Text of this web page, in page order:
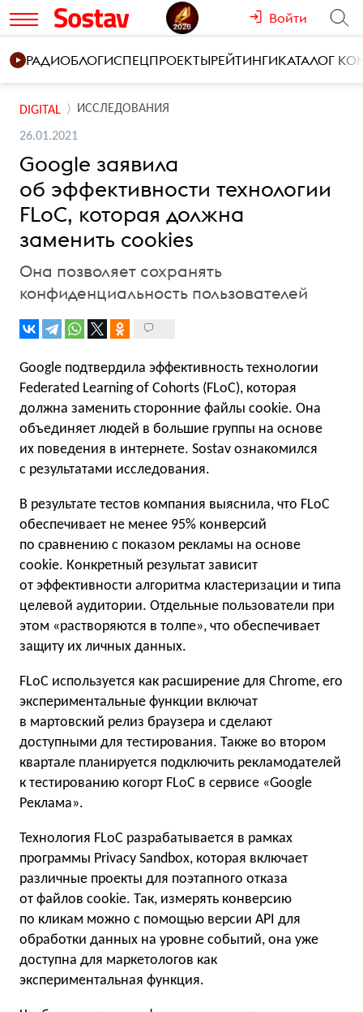
Войти
РАДИОБЛОГИСПЕЦПРОЕКТЫРЕЙТИНГИКАТАЛОГ
DIGITAL ИССЛЕДОВАНИЯ
26.01.2021
Google заявила
об эффективности технологии
FLoC, которая должна
заменить cookies
Она позволяет сохранять
конфиденциальность пользователей
Google подтвердила эффективность технологии
Federated Learning of Cohorts (FLoC), которая
должна заменить сторонние файлы cookie. Она
объединяет людей в большие группы на основе
их поведения в интернете. Sostav ознакомился
с результатами исследования.
В результате тестов компания выяснила, что FLoC
обеспечивает не менее 95% конверсий
по сравнению с показом рекламы на основе
cookie. Конкретный результат зависит
от эффективности алгоритма кластеризации и типа
целевой аудитории. Отдельные пользователи при
этом «растворяются в толпе», что обеспечивает
защиту их личных данных.
FLoC используется как расширение для Chrome, его
экспериментальные функции включат
в мартовский релиз браузера и сделают
доступными для тестирования. Также во втором
квартале планируется подключить рекламодателей
к тестированию когорт FLoC в сервисе «Google
Реклама».
Технология FLoC разрабатывается в рамках
программы Privacy Sandbox, которая включает
различные проекты для поэтапного отказа
от файлов cookie. Так, измерять конверсию
по кликам можно с помощью версии API для
обработки данных на уровне событий, она уже
доступна для маркетологов как
экспериментальная функция.